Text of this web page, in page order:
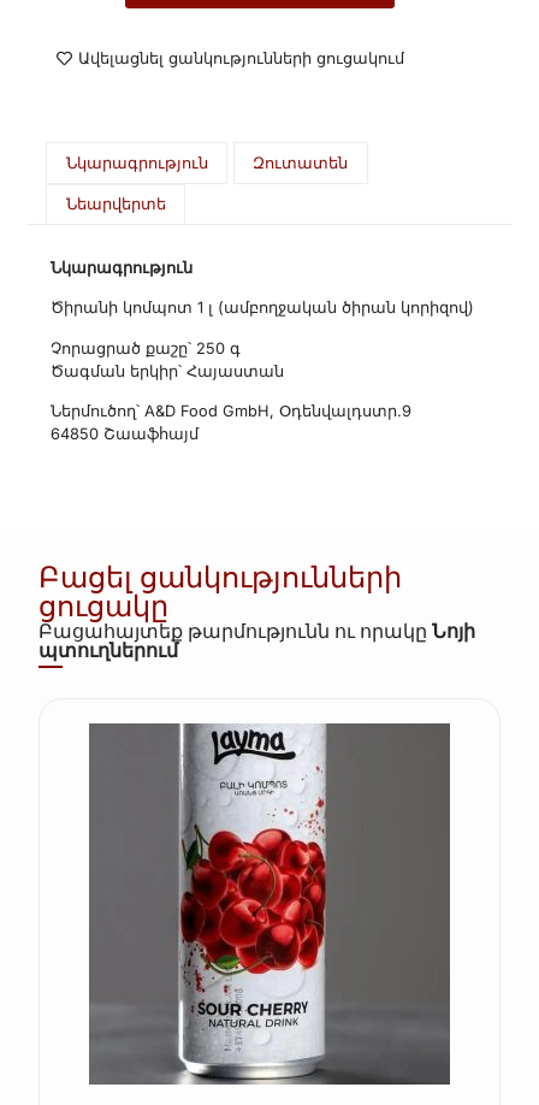
Ավելացնել ցանկությունների ցուցակում
Նկարագրություն Զուտատեն
Նեարվերտե
Նկարագրություն
Ծիրանի կոմպոտ 1 լ (ամբողջական ծիրան կորիզով)
Չորացրած քաշը՝ 250 գ
Ծագման երկիր՝ Հայաստան
Ներմուծող՝ A&D Food GmbH, Օդենվալդստր.9
64850 Շաաֆհայմ
Բացել ցանկությունների
ցուցակը
Բացահայտեք թարմությունն ու որակըՆոյի
պտուղներում